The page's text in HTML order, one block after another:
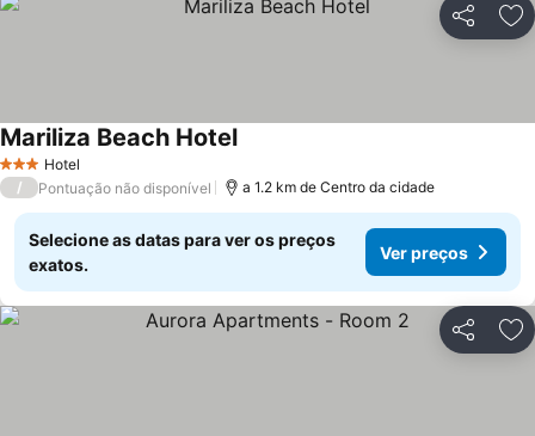
Partilhar
3 EstrelasHotel
Mariliza Beach HotelVer preços
/ Pontuação não disponível a 1.2 km de Centro da cidade
Selecione as datas para ver os preços
exatos.
Ver preços
Partilhar